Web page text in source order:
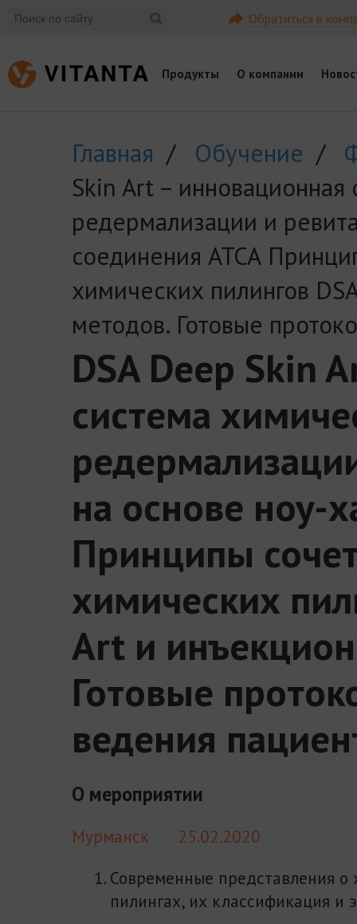
Обратиться в
Продукты О компании
Главная / Обучение /
Skin Art –
редермализации и
соединения АТСА
химических пилингов
методов. Готовые
DSA Deep Skin
система
на основе ноу-
Принципы
химических
Art и
Готовые
ведения
О мероприятии
Мурманск
25.02.2020
Современные представления о
пилингах, их классификация и